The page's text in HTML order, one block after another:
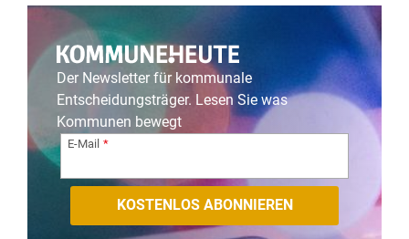
Der Newsletter für kommunale
Entscheidungsträger. Lesen Sie was
Kommunen bewegt
E-Mail